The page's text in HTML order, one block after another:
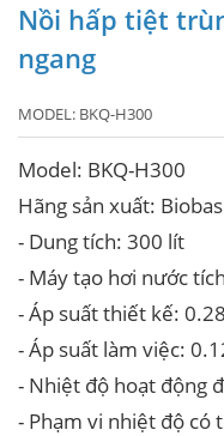
Nồi hấp tiệt
ngang
MODEL: BKQ-H300
Model: BKQ-H300
Hãng sản xuất:
- Dung tích: 300 lít
- Máy tạo hơi nước
- Áp suất thiết kế:
- Áp suất làm việc:
- Nhiệt độ hoạt động
- Phạm vi nhiệt độ có